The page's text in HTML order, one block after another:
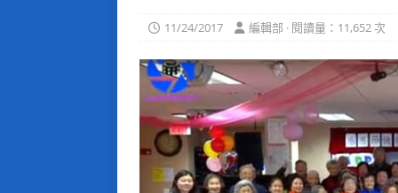
11/24/2017 編輯部 · 閱讀量：11,652 次